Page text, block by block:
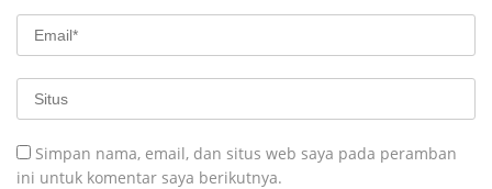
Simpan nama, email, dan situs web saya pada peramban
ini untuk komentar saya berikutnya.